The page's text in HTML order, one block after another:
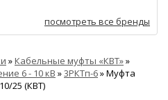
посмотреть все бренды
»Кабельные муфты «КВТ»»
6 - 10 кВ »3РКТп-6»Муфта
25 (КВТ)